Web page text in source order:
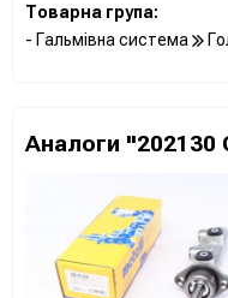
Товарна група:
- Гальмівна система
Аналоги "202130